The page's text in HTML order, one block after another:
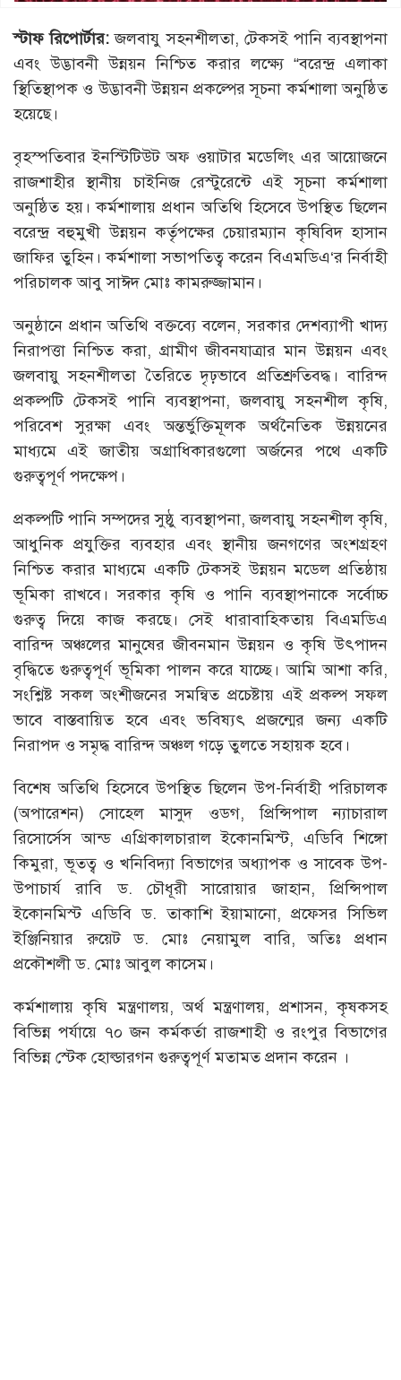
স্টাফ রিপোর্টার: জলবাযু সহনশীলতা, টেকসই পানি ব্যবস্থাপনা
এবং উদ্ভাবনী উন্নয়ন নিশ্চিত করার লক্ষ্যে “বরেন্দ্র এলাকা
স্থিতিস্থাপক ও উদ্ভাবনী উন্নয়ন প্রকল্পের সূচনা কর্মশালা অনুষ্ঠিত
হয়েছে।
বৃহস্পতিবার ইনস্টিটিউট অফ ওয়াটার মডেলিং এর আয়োজনে
রাজশাহীর স্থানীয় চাইনিজ রেস্টুরেন্টে এই সূচনা কর্মশালা
অনুষ্ঠিত হয়। কর্মশালায় প্রধান অতিথি হিসেবে উপস্থিত ছিলেন
বরেন্দ্র বহুমুখী উন্নয়ন কর্তৃপক্ষের চেয়ারম্যান কৃষিবিদ হাসান
জাফির তুহিন। কর্মশালা সভাপতিত্ব করেন বিএমডিএ‘র নির্বাহী
পরিচালক আবু সাঈদ মোঃ কামরুজ্জামান।
অনুষ্ঠানে প্রধান অতিথি বক্তব্যে বলেন, সরকার দেশব্যাপী খাদ্য
নিরাপত্তা নিশ্চিত করা, গ্রামীণ জীবনযাত্রার মান উন্নয়ন এবং
জলবায়ু সহনশীলতা তৈরিতে দৃঢ়ভাবে প্রতিশ্রুতিবদ্ধ। বারিন্দ
প্রকল্পটি টেকসই পানি ব্যবস্থাপনা, জলবায়ু সহনশীল কৃষি,
পরিবেশ সুরক্ষা এবং অন্তর্ভুক্তিমূলক অর্থনৈতিক উন্নয়নের
মাধ্যমে এই জাতীয় অগ্রাধিকারগুলো অর্জনের পথে একটি
গুরুত্বপূর্ণ পদক্ষেপ।
প্রকল্পটি পানি সম্পদের সুষ্ঠু ব্যবস্থাপনা, জলবায়ু সহনশীল কৃষি,
আধুনিক প্রযুক্তির ব্যবহার এবং স্থানীয় জনগণের অংশগ্রহণ
নিশ্চিত করার মাধ্যমে একটি টেকসই উন্নয়ন মডেল প্রতিষ্ঠায়
ভূমিকা রাখবে। সরকার কৃষি ও পানি ব্যবস্থাপনাকে সর্বোচ্চ
গুরুত্ব দিয়ে কাজ করছে। সেই ধারাবাহিকতায় বিএমডিএ
বারিন্দ অঞ্চলের মানুষের জীবনমান উন্নয়ন ও কৃষি উৎপাদন
বৃদ্ধিতে গুরুত্বপূর্ণ ভূমিকা পালন করে যাচ্ছে। আমি আশা করি,
সংশ্লিষ্ট সকল অংশীজনের সমন্বিত প্রচেষ্টায় এই প্রকল্প সফল
ভাবে বাস্তবায়িত হবে এবং ভবিষ্যৎ প্রজন্মের জন্য একটি
নিরাপদ ও সমৃদ্ধ বারিন্দ অঞ্চল গড়ে তুলতে সহায়ক হবে।
বিশেষ অতিথি হিসেবে উপস্থিত ছিলেন উপ-নির্বাহী পরিচালক
(অপারেশন) সোহেল মাসুদ ওডগ, প্রিন্সিপাল ন্যাচারাল
রিসোর্সেস আন্ড এগ্রিকালচারাল ইকোনমিস্ট, এডিবি শিঙ্গো
কিমুরা, ভূতত্ব ও খনিবিদ্যা বিভাগের অধ্যাপক ও সাবেক উপ-
উপাচার্য রাবি ড. চৌধূরী সারোয়ার জাহান, প্রিন্সিপাল
ইকোনমিস্ট এডিবি ড. তাকাশি ইয়ামানো, প্রফেসর সিভিল
ইঞ্জিনিয়ার রুয়েট ড. মোঃ নেয়ামুল বারি, অতিঃ প্রধান
প্রকৌশলী ড. মোঃ আবুল কাসেম।
কর্মশালায় কৃষি মন্ত্রণালয়, অর্থ মন্ত্রণালয়, প্রশাসন, কৃষকসহ
বিভিন্ন পর্যায়ে ৭০ জন কর্মকর্তা রাজশাহী ও রংপুর বিভাগের
বিভিন্ন স্টেক হোল্ডারগন গুরুত্বপূর্ণ মতামত প্রদান করেন ।